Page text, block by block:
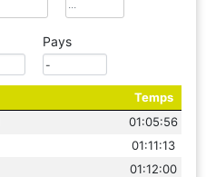
Pays
Temps
01:05:56
01:11:13
01:12:00